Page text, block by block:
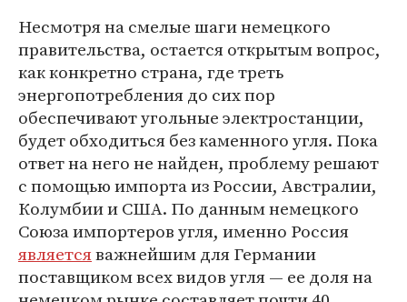
Несмотря на смелые шаги немецкого
правительства, остается открытым вопрос,
как конкретно страна, где треть
энергопотребления до сих пор
обеспечивают угольные электростанции,
будет обходиться без каменного угля. Пока
ответ на него не найден, проблему решают
с помощью импорта из России, Австралии,
Колумбии и США. По данным немецкого
Союза импортеров угля, именно Россия
являетсяважнейшим для Германии
поставщиком всех видов угля — ее доля на